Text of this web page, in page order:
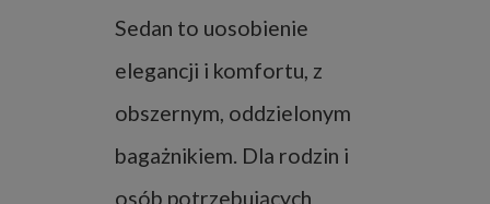
Sedan to uosobienie
elegancji i komfortu, z
obszernym, oddzielonym
bagażnikiem. Dla rodzin i
osób potrzebujących